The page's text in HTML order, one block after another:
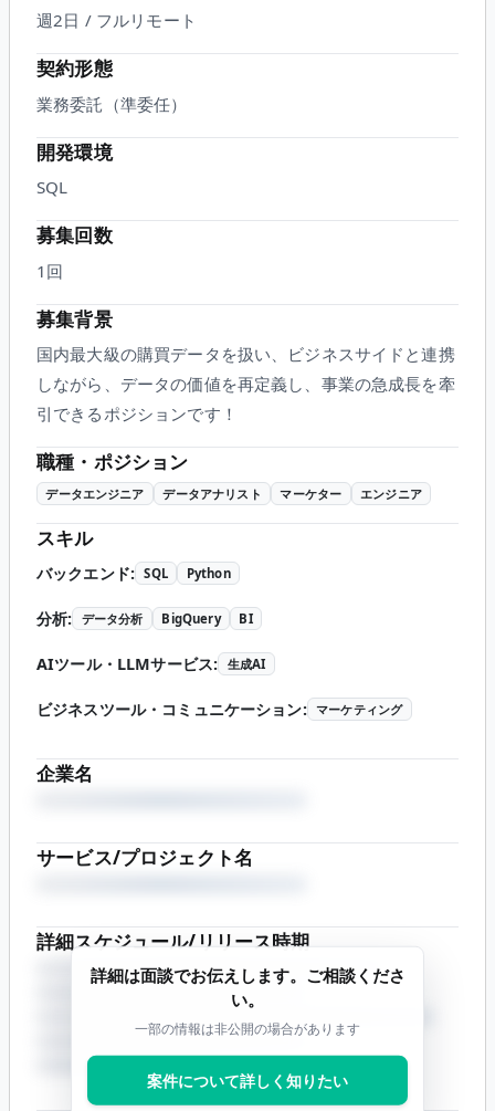
週2日 / フルリモート
契約形態
業務委託（準委任）
開発環境
SQL
募集回数
1回
募集背景
国内最大級の購買データを扱い、ビジネスサイドと連携
しながら、データの価値を再定義し、事業の急成長を牽
引できるポジションです！
職種・ポジション
データエンジニア データアナリスト マーケター エンジニア
スキル
バックエンド: SQL Python
分析: データ分析 BigQuery BI
AIツール・LLMサービス: 生成AI
ビジネスツール・コミュニケーション: マーケティング
企業名
サービス/プロジェクト名
詳細スケジュール/リリース時期
詳細は面談でお伝えします。ご相談くださ
い。
一部の情報は非公開の場合があります
案件について詳しく知りたい